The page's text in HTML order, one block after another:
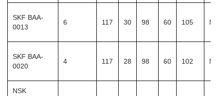
SKF BAA-
0013
6 117 30 98 60 105
SKF BAA-
0020
4 117 28 98 60 102
NSK